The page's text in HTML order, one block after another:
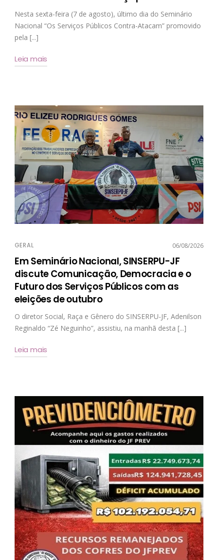
Nesta sexta-feira (7 de agosto), último dia do Seminário
Nacional “Os Serviços Públicos Contra-Atacam” promovido
pela [...]
Leia mais
GERAL 06/08/2026
Em Seminário Nacional, SINSERPU-JF
discute Comunicação, Democracia e o
Futuro dos Serviços Públicos com as
eleições de outubro
O diretor Social, Raça e Gênero do SINSERPU-JF, Adenilson
Reginaldo “Zé Neguinho”, assistiu, na manhã desta [...]
Leia mais